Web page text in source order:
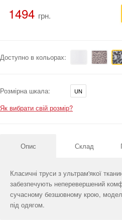
1494 грн.
Доступно в кольорах:
Розмірна шкала: UN
Як вибрати свій розмір?
Опис Склад
Класичні труси з ультрам'якої
забезпечують неперевершений
сучасному безшовному крою,
під одягом.